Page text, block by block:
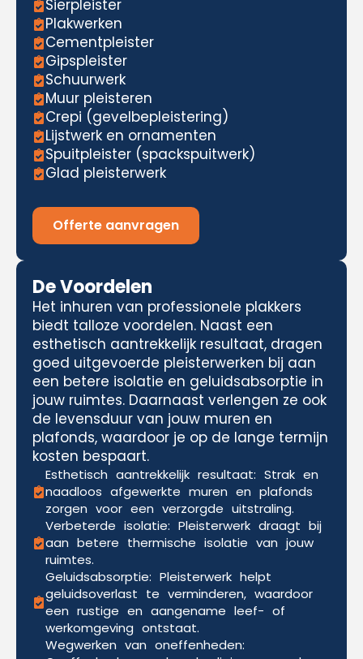
Sierpleister
Plakwerken
Cementpleister
Gipspleister
Schuurwerk
Muur pleisteren
Crepi (gevelbepleistering)
Lijstwerk en ornamenten
Spuitpleister (spackspuitwerk)
Glad pleisterwerk
Offerte aanvragen
De Voordelen
Het inhuren van professionele plakkers
biedt talloze voordelen. Naast een
esthetisch aantrekkelijk resultaat, dragen
goed uitgevoerde pleisterwerken bij aan
een betere isolatie en geluidsabsorptie in
jouw ruimtes. Daarnaast verlengen ze ook
de levensduur van jouw muren en
plafonds, waardoor je op de lange termijn
kosten bespaart.
Esthetisch aantrekkelijk resultaat: Strak en
naadloos afgewerkte muren en plafonds
zorgen voor een verzorgde uitstraling.
Verbeterde isolatie: Pleisterwerk draagt bij
aan betere thermische isolatie van jouw
ruimtes.
Geluidsabsorptie: Pleisterwerk helpt
geluidsoverlast te verminderen, waardoor
een rustige en aangename leef- of
werkomgeving ontstaat.
Wegwerken van oneffenheden: